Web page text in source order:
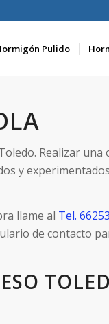
Pulido
Realizar
y
llame al Tel.
de contacto